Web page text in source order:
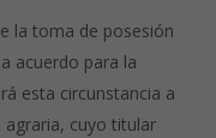
la toma de posesión
acuerdo para la
esta circunstancia a
cuyo titular